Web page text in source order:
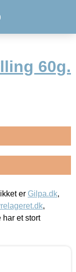
60g.
er Gilpa.dk,
,
har et stort